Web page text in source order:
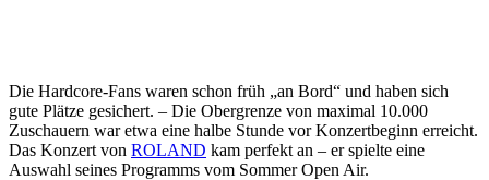
Die Hardcore-Fans waren schon früh „an Bord“ und haben sich
gute Plätze gesichert. – Die Obergrenze von maximal 10.000
Zuschauern war etwa eine halbe Stunde vor Konzertbeginn erreicht.
Das Konzert von ROLAND kam perfekt an – er spielte eine
Auswahl seines Programms vom Sommer Open Air.